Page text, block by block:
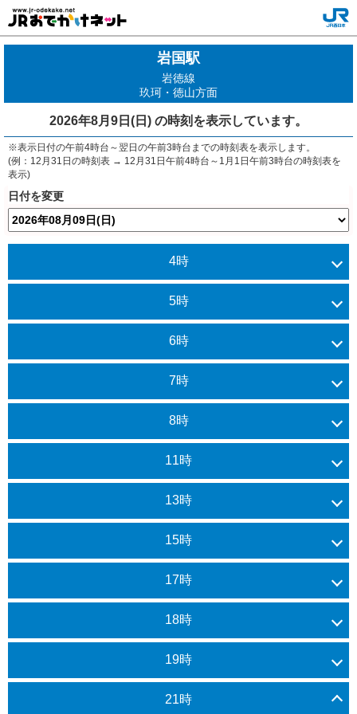
岩国駅
岩徳線
玖珂・徳山方面
2026年8月9日(日) の時刻を表示しています。
日付を変更
※表示日付の午前4時台～翌日の午前3時台までの時刻表を表示します。
(例：12月31日の時刻表 → 12月31日午前4時台～1月1日午前3時台の時刻表を
表示)
4時
5時
6時
7時
8時
11時
13時
15時
17時
18時
19時
21時